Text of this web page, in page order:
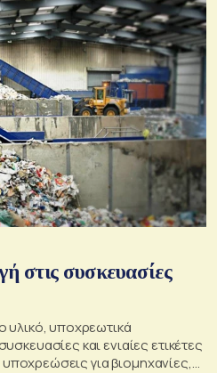
στις συσκευασίες
υποχρεωτικά
και ενιαίες ετικέτες
για βιομηχανίες,